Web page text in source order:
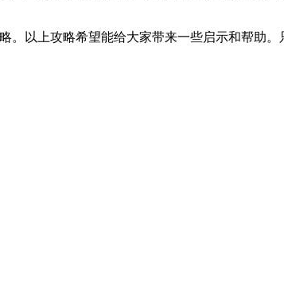
。以上攻略希望能给大家带来一些启示和帮助